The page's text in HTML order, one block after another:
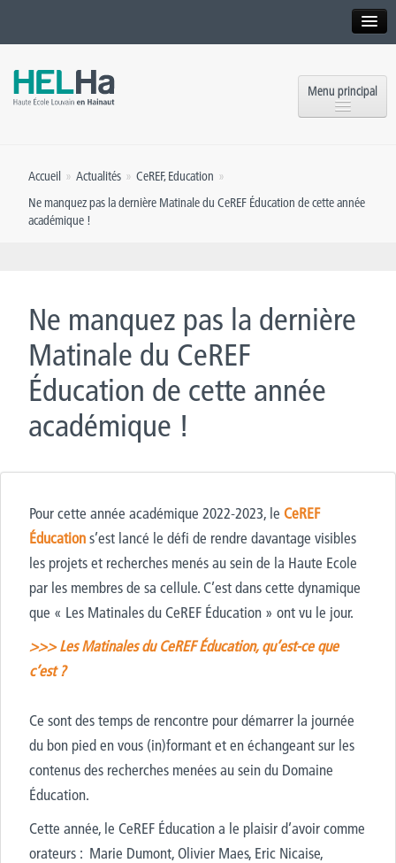
Menu principal
Rencontrez-nous
Inscriptions
Accueil » Actualités » CeREF,Education »
Ne manquez pas la dernière Matinale du CeREF Éducation de cette année
académique !
Ne manquez pas la dernière
Matinale du CeREF
Éducation de cette année
académique !
Pour cette année académique 2022-2023, le CeREF
Éducations’est lancé le défi de rendre davantage visibles
les projets et recherches menés au sein de la Haute Ecole
par les membres de sa cellule. C’est dans cette dynamique
que « Les Matinales du CeREF Éducation » ont vu le jour.
>>> Les Matinales du CeREF Éducation, qu’est-ce que
c’est ?
Ce sont des temps de rencontre pour démarrer la journée
du bon pied en vous (in)formant et en échangeant sur les
contenus des recherches menées au sein du Domaine
Éducation.
Cette année, le CeREF Éducation a le plaisir d’avoir comme
orateurs : Marie Dumont, Olivier Maes, Eric Nicaise,